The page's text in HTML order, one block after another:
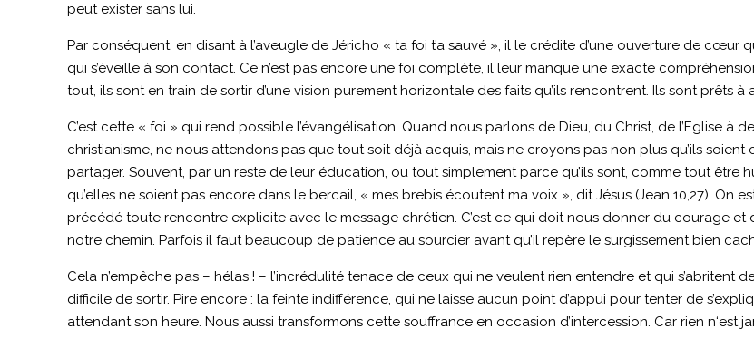
peut exister sans lui.
Par conséquent, en disant à l’aveugle de Jéricho « ta foi t’a sauvé », il le crédite d’une ouverture de
qui s’éveille à son contact. Ce n’est pas encore une foi complète, il leur manque une exacte
tout, ils sont en train de sortir d’une vision purement horizontale des faits qu’ils rencontrent. Ils sont prêts à
C’est cette « foi » qui rend possible l’évangélisation. Quand nous parlons de Dieu, du Christ, de l’Eglise
christianisme, ne nous attendons pas que tout soit déjà acquis, mais ne croyons pas non plus qu’ils
partager. Souvent, par un reste de leur éducation, ou tout simplement parce qu’ils sont, comme tout être
qu’elles ne soient pas encore dans le bercail, « mes brebis écoutent ma voix », dit Jésus (Jean 10,27).
précédé toute rencontre explicite avec le message chrétien. C’est ce qui doit nous donner du courage
notre chemin. Parfois il faut beaucoup de patience au sourcier avant qu’il repère le surgissement bien
Cela n’empêche pas – hélas ! – l’incrédulité tenace de ceux qui ne veulent rien entendre et qui
difficile de sortir. Pire encore : la feinte indifférence, qui ne laisse aucun point d’appui pour tenter de
attendant son heure. Nous aussi transformons cette souffrance en occasion d’intercession. Car rien n‘est